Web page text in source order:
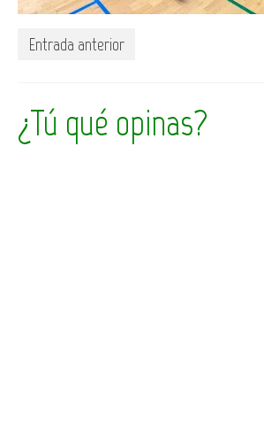
Entrada anterior
¿Tú qué opinas?